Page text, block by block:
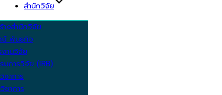
สำนักวิจัย
างสำนักวิจัย
น์ พันธกิจ
งานวิจัย
มการวิจัย (IRB)
ชาการ
ชาการ